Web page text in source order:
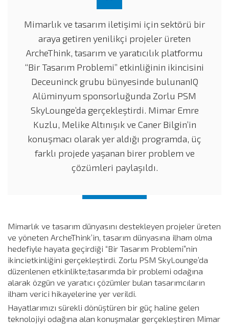
Mimarlık ve tasarım iletişimi için sektörü bir
araya getiren yenilikçi projeler üreten
ArcheThink, tasarım ve yaratıcılık platformu
“Bir Tasarım Problemi” etkinliğinin ikincisini
Deceuninck grubu bünyesinde bulunanIQ
Alüminyum sponsorluğunda Zorlu PSM
SkyLounge’da gerçekleştirdi. Mimar Emre
Kuzlu, Melike Altınışık ve Caner Bilgin’in
konuşmacı olarak yer aldığı programda, üç
farklı projede yaşanan birer problem ve
çözümleri paylaşıldı.
Mimarlık ve tasarım dünyasını destekleyen projeler üreten
ve yöneten ArcheThink’in, tasarım dünyasına ilham olma
hedefiyle hayata geçirdiği “Bir Tasarım Problemi”nin
ikincietkinliğini gerçekleştirdi. Zorlu PSM SkyLounge’da
düzenlenen etkinlikte;tasarımda bir problemi odağına
alarak özgün ve yaratıcı çözümler bulan tasarımcıların
ilham verici hikayelerine yer verildi.
Hayatlarımızı sürekli dönüştüren bir güç haline gelen
teknolojiyi odağına alan konuşmalar gerçekleştiren Mimar